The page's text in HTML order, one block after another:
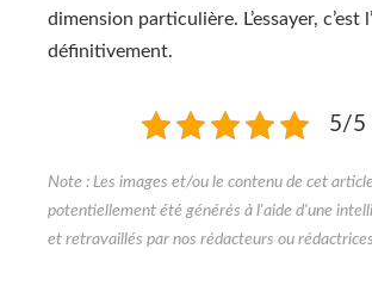
dimension particulière. L’essayer, c’est
définitivement.
5/5